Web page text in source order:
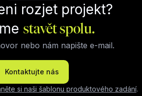
rozjet projekt?
stavět spolu.
nebo nám napište e-mail.
Kontaktujte nás
si naši šablonu produktového zadání.